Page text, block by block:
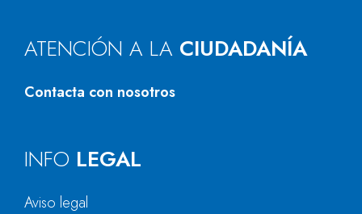
ATENCIÓN A LA CIUDADANÍA
Contacta con nosotros
INFO LEGAL
Aviso legal